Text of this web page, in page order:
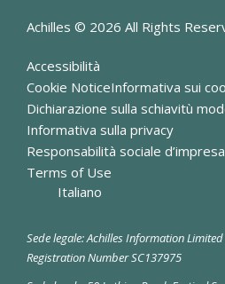
Achilles © 2026 All Rights
Accessibilità
Cookie NoticeInformativa sui
Dichiarazione sulla schiavitù
Informativa sulla privacy
Responsabilità sociale d’impresa
Terms of Use
Italiano
Sede legale: Achilles Information
Registration Number SC137975